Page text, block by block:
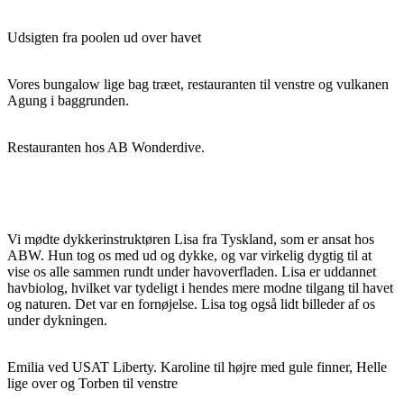
Udsigten fra poolen ud over havet
Vores bungalow lige bag træet, restauranten til venstre og vulkanen
Agung i baggrunden.
Restauranten hos AB Wonderdive.
Vi mødte dykkerinstruktøren Lisa fra Tyskland, som er ansat hos
ABW. Hun tog os med ud og dykke, og var virkelig dygtig til at
vise os alle sammen rundt under havoverfladen. Lisa er uddannet
havbiolog, hvilket var tydeligt i hendes mere modne tilgang til havet
og naturen. Det var en fornøjelse. Lisa tog også lidt billeder af os
under dykningen.
Emilia ved USAT Liberty. Karoline til højre med gule finner, Helle
lige over og Torben til venstre